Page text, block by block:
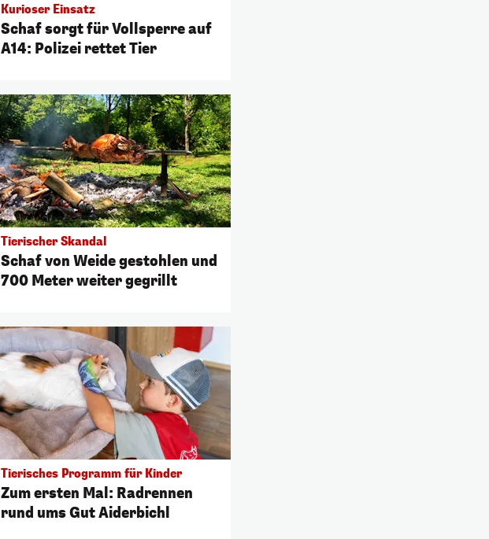
Kurioser Einsatz
Schaf sorgt für Vollsperre auf
A14: Polizei rettet Tier
Tierischer Skandal
Schaf von Weide gestohlen und
700 Meter weiter gegrillt
Tierisches Programm für Kinder
Zum ersten Mal: Radrennen
rund ums Gut Aiderbichl